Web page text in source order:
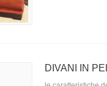
DIVANI IN